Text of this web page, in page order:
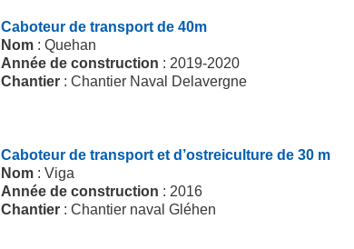
Caboteur de transport de 40m
Nom : Quehan
Année de construction : 2019-2020
Chantier : Chantier Naval Delavergne
Caboteur de transport et d’ostreiculture de 30 m
Nom : Viga
Année de construction : 2016
Chantier : Chantier naval Gléhen